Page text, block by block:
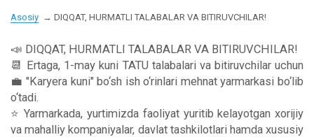
Asosiy DIQQAT, HURMATLI TALABALAR VA BITIRUVCHILAR!
📣 DIQQAT, HURMATLI TALABALAR VA BITIRUVCHILAR!
📆 Ertaga, 1-may kuni TATU talabalari va bitiruvchilar uchun
💼 "Karyera kuni" bo‘sh ish o‘rinlari mehnat yarmarkasi bo‘lib
o‘tadi.
⭐️ Yarmarkada, yurtimizda faoliyat yuritib kelayotgan xorijiy
va mahalliy kompaniyalar, davlat tashkilotlari hamda xususiy